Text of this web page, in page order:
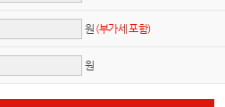
원 (부가세 포함)
원